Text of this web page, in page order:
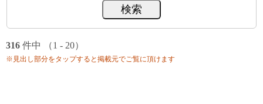
316 件中 （1 - 20）
※見出し部分をタップすると掲載元でご覧に頂けます